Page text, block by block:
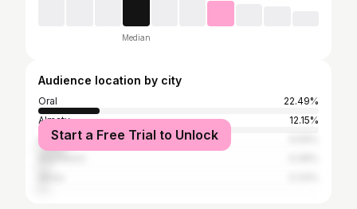
Median
Audience location by city
Oral
22.49%
Almaty
12.15%
Astana
Start a Free Trial to Unlock